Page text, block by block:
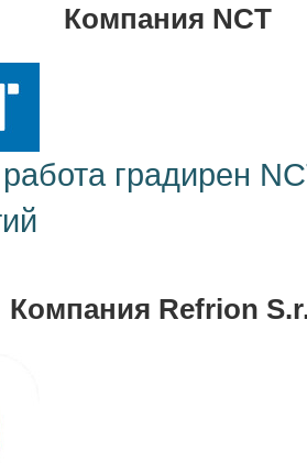
Компания NCT
градирен
Компания Refrion